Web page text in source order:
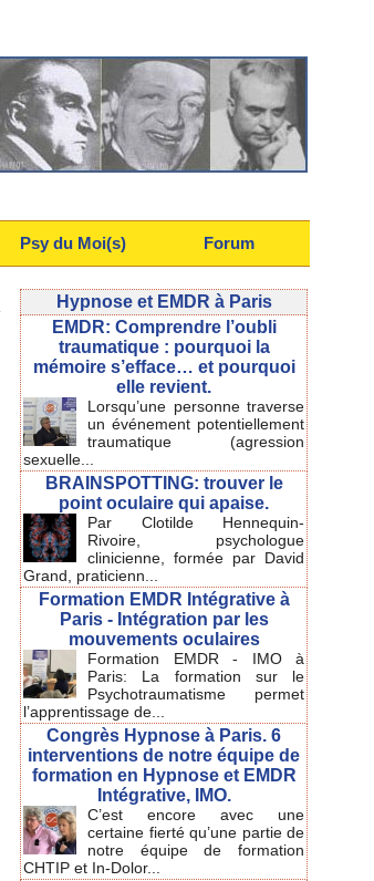
Psy du Moi(s) Forum
Hypnose et EMDR à Paris
EMDR: Comprendre l’oubli
traumatique : pourquoi la
mémoire s’efface… et pourquoi
elle revient.
Lorsqu’une personne traverse
un événement potentiellement
traumatique (agression
sexuelle...
BRAINSPOTTING: trouver le
point oculaire qui apaise.
Par Clotilde Hennequin-
Rivoire, psychologue
clinicienne, formée par David
Grand, praticienn...
Formation EMDR Intégrative à
Paris - Intégration par les
mouvements oculaires
Formation EMDR - IMO à
Paris: La formation sur le
Psychotraumatisme permet
l’apprentissage de...
Congrès Hypnose à Paris. 6
interventions de notre équipe de
formation en Hypnose et EMDR
Intégrative, IMO.
C’est encore avec une
certaine fierté qu’une partie de
notre équipe de formation
CHTIP et In-Dolor...